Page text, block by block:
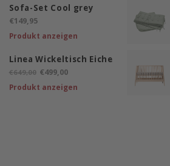
Sofa-Set Cool grey
€149,95
Produkt anzeigen
Linea Wickeltisch Eiche
€649,00 €499,00
Produkt anzeigen